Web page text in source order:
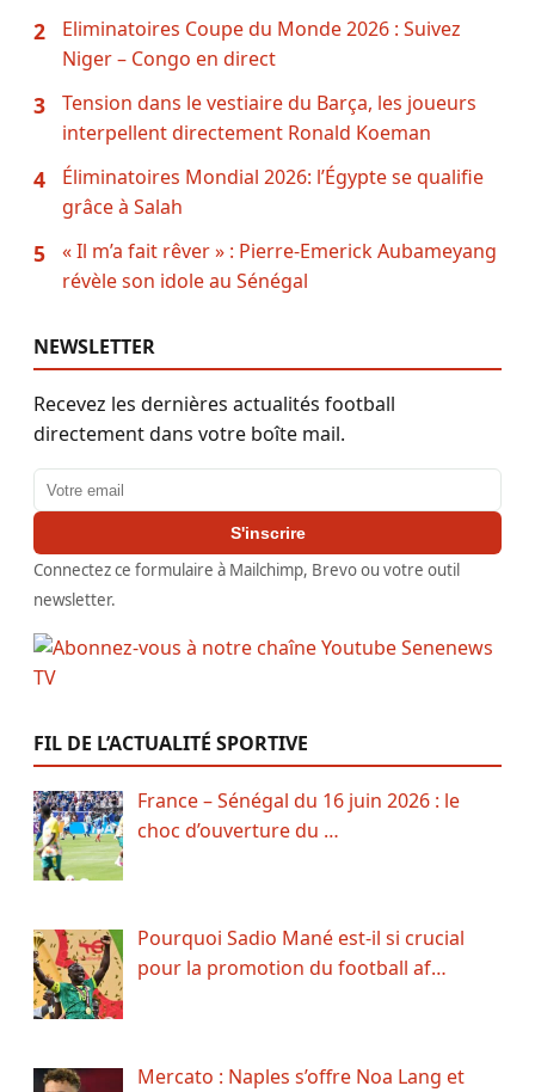
2
Eliminatoires Coupe du Monde 2026 : Suivez
Niger – Congo en direct
3
Tension dans le vestiaire du Barça, les joueurs
interpellent directement Ronald Koeman
4
Éliminatoires Mondial 2026: l’Égypte se qualifie
grâce à Salah
5
« Il m’a fait rêver » : Pierre-Emerick Aubameyang
révèle son idole au Sénégal
NEWSLETTER
Recevez les dernières actualités football
directement dans votre boîte mail.
Adresse email
S'inscrire
Connectez ce formulaire à Mailchimp, Brevo ou votre outil
newsletter.
FIL DE L’ACTUALITÉ SPORTIVE
France – Sénégal du 16 juin 2026 : le
choc d’ouverture du …
Pourquoi Sadio Mané est-il si crucial
pour la promotion du football af…
Mercato : Naples s’offre Noa Lang et